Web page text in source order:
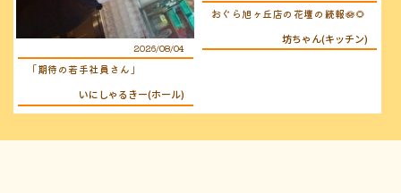
2026/08/04
「期待の若手社員さん」
いにしゃるきー(ホール)
おぐら旭ヶ丘店の花壇の続報🪷🌻
坊ちゃん(キッチン)